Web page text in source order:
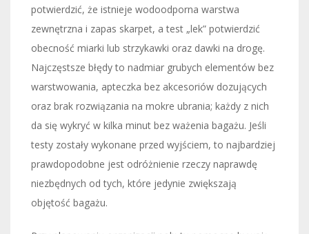
potwierdzić, że istnieje wodoodporna warstwa
zewnętrzna i zapas skarpet, a test „lek” potwierdzić
obecność miarki lub strzykawki oraz dawki na drogę.
Najczęstsze błędy to nadmiar grubych elementów bez
warstwowania, apteczka bez akcesoriów dozujących
oraz brak rozwiązania na mokre ubrania; każdy z nich
da się wykryć w kilka minut bez ważenia bagażu. Jeśli
testy zostały wykonane przed wyjściem, to najbardziej
prawdopodobne jest odróżnienie rzeczy naprawdę
niezbędnych od tych, które jedynie zwiększają
objętość bagażu.